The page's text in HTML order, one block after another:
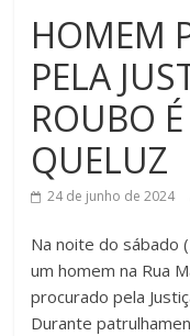
HOMEM
PELA
ROUBO
QUELUZ
24 de junho de 2024
Na noite do sábado
um homem na Rua
procurado pela
Durante